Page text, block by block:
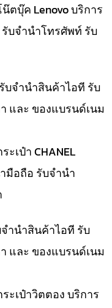
ตบุ๊ค Lenovo บริการ
บจำนำโทรศัพท์ รับ
บจำนำสินค้าไอที รับ
และ ของแบรนด์เนม
เป๋า CHANEL
มือถือ รับจำนำ
ำนำสินค้าไอที รับ
และ ของแบรนด์เนม
ะเป๋าวิตตอง บริการ